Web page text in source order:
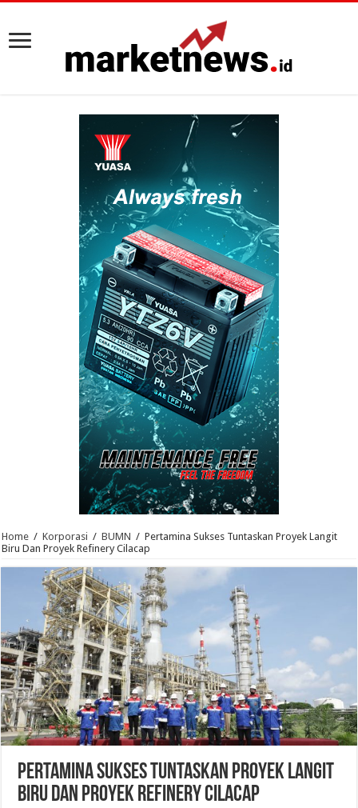
Home / Korporasi / BUMN / Pertamina Sukses Tuntaskan Proyek Langit
Biru Dan Proyek Refinery Cilacap
Pertamina Sukses Tuntaskan Proyek Langit
Biru Dan Proyek Refinery Cilacap